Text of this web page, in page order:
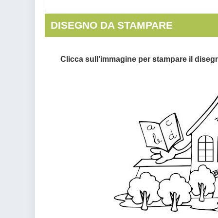
DISEGNO DA STAMPARE
Clicca sull’immagine per stampare il